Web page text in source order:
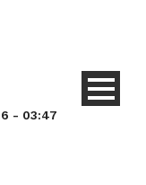
- 03:47